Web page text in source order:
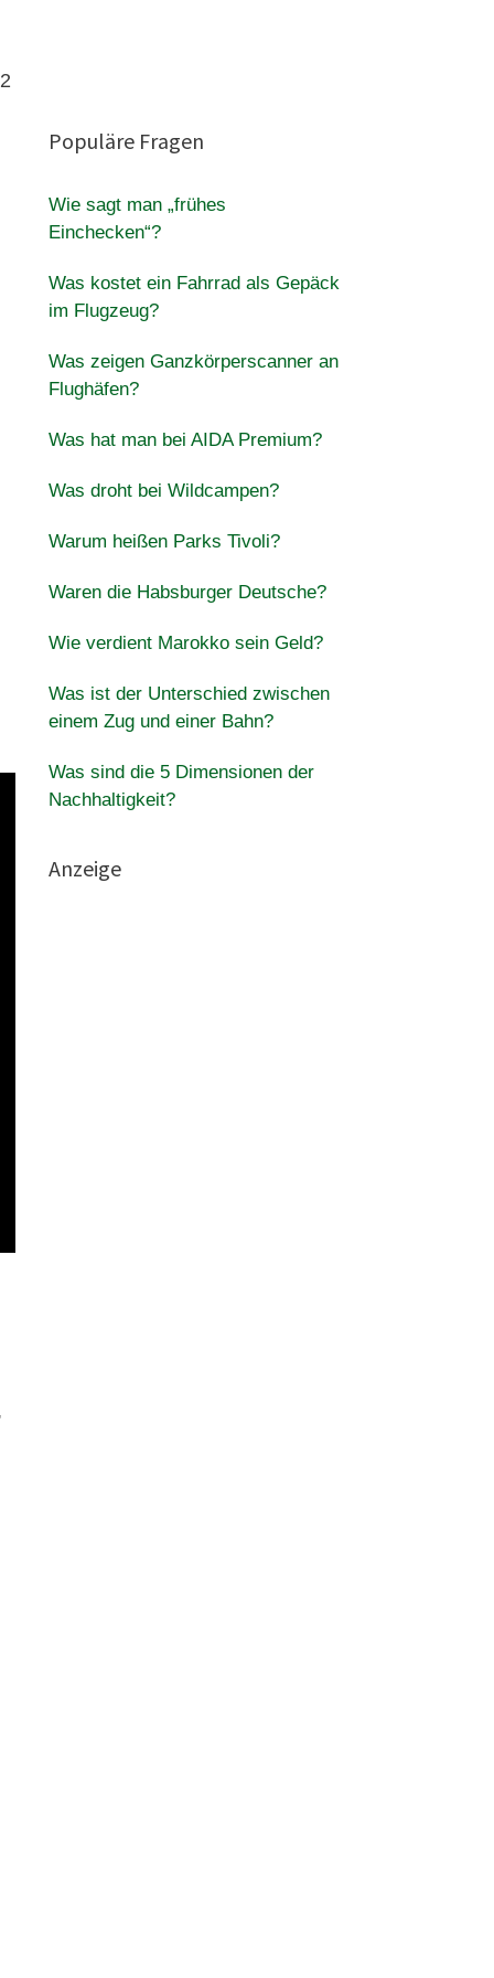
Populäre Fragen
Wie sagt man „frühes
Einchecken“?
Was kostet ein Fahrrad als Gepäck
im Flugzeug?
Was zeigen Ganzkörperscanner an
Flughäfen?
Was hat man bei AIDA Premium?
Was droht bei Wildcampen?
Warum heißen Parks Tivoli?
Waren die Habsburger Deutsche?
Wie verdient Marokko sein Geld?
Was ist der Unterschied zwischen
einem Zug und einer Bahn?
Was sind die 5 Dimensionen der
Nachhaltigkeit?
Anzeige